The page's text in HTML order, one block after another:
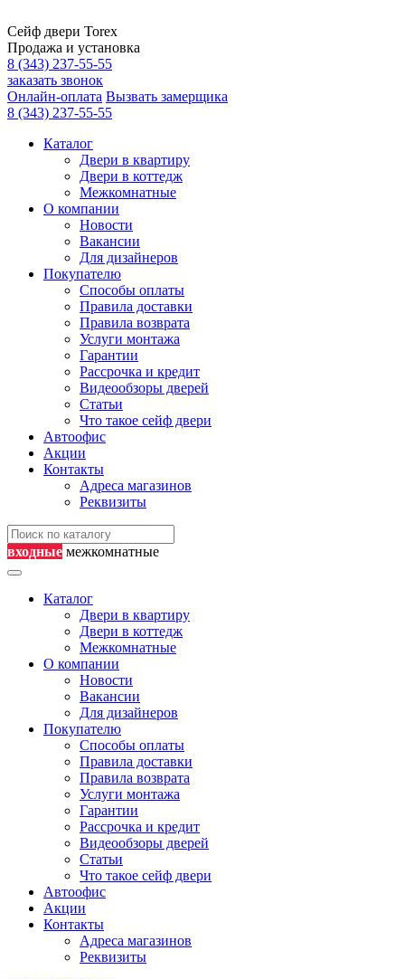
Сейф двери Torex
Продажа и установка
8 (343) 237-55-55
заказать звонок
Онлайн-оплата Вызвать замерщика
8 (343) 237-55-55
Каталог
Двери в квартиру
Двери в коттедж
Межкомнатные
О компании
Новости
Вакансии
Для дизайнеров
Покупателю
Способы оплаты
Правила доставки
Правила возврата
Услуги монтажа
Гарантии
Рассрочка и кредит
Видеообзоры дверей
Статьи
Что такое сейф двери
Автоофис
Акции
Контакты
Адреса магазинов
Реквизиты
входные межкомнатные
Каталог
Двери в квартиру
Двери в коттедж
Межкомнатные
О компании
Новости
Вакансии
Для дизайнеров
Покупателю
Способы оплаты
Правила доставки
Правила возврата
Услуги монтажа
Гарантии
Рассрочка и кредит
Видеообзоры дверей
Статьи
Что такое сейф двери
Автоофис
Акции
Контакты
Адреса магазинов
Реквизиты